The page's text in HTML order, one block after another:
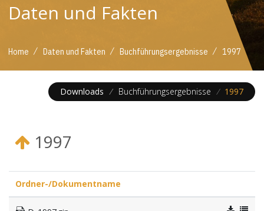
Daten und Fakten
Home / Daten und Fakten / Buchführungsergebnisse / 1997
Downloads / Buchführungsergebnisse / 1997
1997
Ordner-/Dokumentname